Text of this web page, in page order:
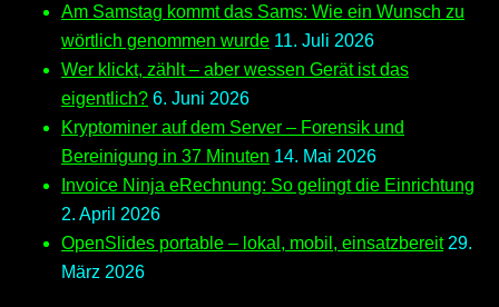
Am Samstag kommt das Sams: Wie ein Wunsch zu
wörtlich genommen wurde 11. Juli 2026
Wer klickt, zählt – aber wessen Gerät ist das
eigentlich? 6. Juni 2026
Kryptominer auf dem Server – Forensik und
Bereinigung in 37 Minuten 14. Mai 2026
Invoice Ninja eRechnung: So gelingt die Einrichtung
2. April 2026
OpenSlides portable – lokal, mobil, einsatzbereit 29.
März 2026